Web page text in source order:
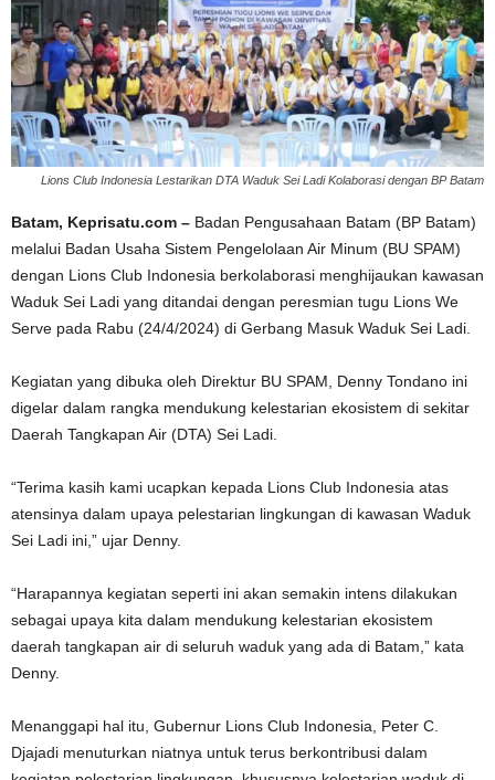
Lions Club Indonesia Lestarikan DTA Waduk Sei Ladi Kolaborasi dengan BP Batam
Batam, Keprisatu.com – Badan Pengusahaan Batam (BP Batam)
melalui Badan Usaha Sistem Pengelolaan Air Minum (BU SPAM)
dengan Lions Club Indonesia berkolaborasi menghijaukan kawasan
Waduk Sei Ladi yang ditandai dengan peresmian tugu Lions We
Serve pada Rabu (24/4/2024) di Gerbang Masuk Waduk Sei Ladi.
Kegiatan yang dibuka oleh Direktur BU SPAM, Denny Tondano ini
digelar dalam rangka mendukung kelestarian ekosistem di sekitar
Daerah Tangkapan Air (DTA) Sei Ladi.
“Terima kasih kami ucapkan kepada Lions Club Indonesia atas
atensinya dalam upaya pelestarian lingkungan di kawasan Waduk
Sei Ladi ini,” ujar Denny.
“Harapannya kegiatan seperti ini akan semakin intens dilakukan
sebagai upaya kita dalam mendukung kelestarian ekosistem
daerah tangkapan air di seluruh waduk yang ada di Batam,” kata
Denny.
Menanggapi hal itu, Gubernur Lions Club Indonesia, Peter C.
Djajadi menuturkan niatnya untuk terus berkontribusi dalam